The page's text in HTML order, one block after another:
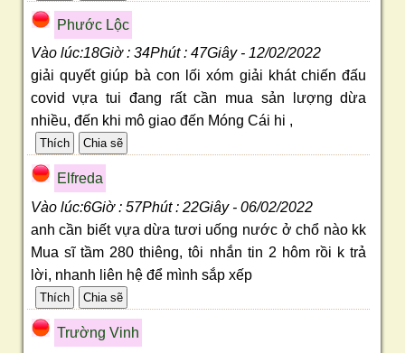
Phước Lộc
Vào lúc:18Giờ : 34Phút : 47Giây - 12/02/2022
giải quyết giúp bà con lối xóm giải khát chiến đấu
covid vựa tui đang rất cần mua sản lượng dừa
nhiều, đến khi mô giao đến Móng Cái hi ,
Elfreda
Vào lúc:6Giờ : 57Phút : 22Giây - 06/02/2022
anh cần biết vựa dừa tươi uống nước ở chổ nào kk
Mua sĩ tầm 280 thiêng, tôi nhắn tin 2 hôm rồi k trả
lời, nhanh liên hệ để mình sắp xếp
Trường Vinh